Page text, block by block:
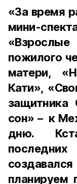
«За время
мини-
пожилого
матери,
Кати»,
защитника
сон» – к
дню.
планируем